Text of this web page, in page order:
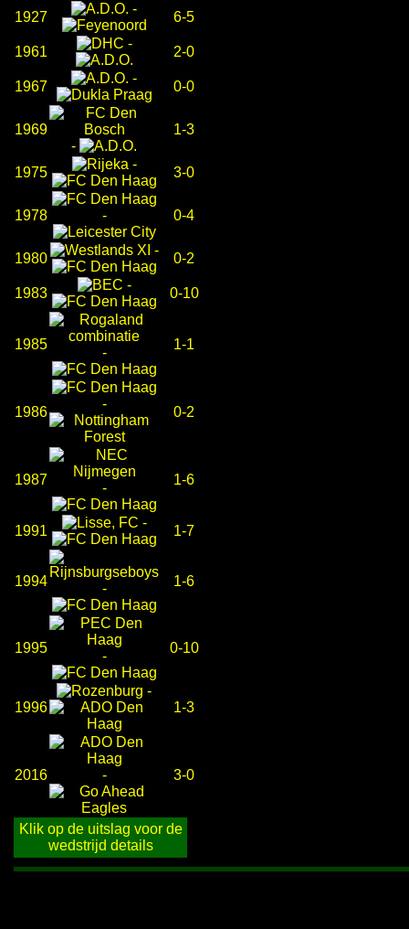
1927
-
6-5
1961
-
2-0
1967
-
0-0
1969
-
1-3
1975
-
3-0
1978 - 0-4
1980
-
0-2
1983
-
0-10
1985
-
1-1
1986
-
0-2
1987
-
1-6
1991
-
1-7
1994 - 1-6
1995
-
0-10
1996
-
1-3
2016 - 3-0
Klik op de uitslag voor de
wedstrijd details